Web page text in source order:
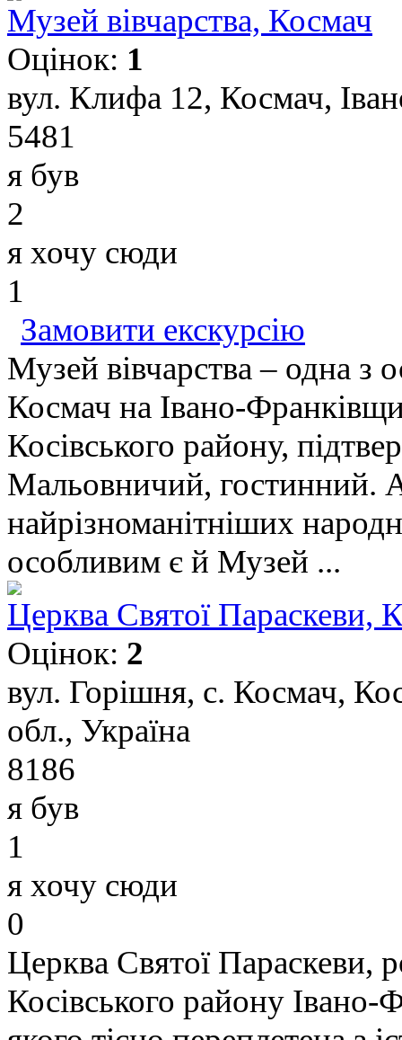
Музей вівчарства, Космач
Оцінок: 1
вул. Клифа 12, Космач,
5481
я був
2
я хочу сюди
1
Замовити екскурсію
Музей вівчарства – одна з
Космач на Івано-
Косівського району,
Мальовничий, гостинний. А
найрізноманітніших
особливим є й Музей ...
Церква Святої Параскеви,
Оцінок: 2
вул. Горішня, с. Космач,
обл., Україна
8186
я був
1
я хочу сюди
0
Церква Святої Параскеви,
Косівського району Івано-